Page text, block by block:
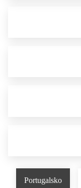
Portugalsko